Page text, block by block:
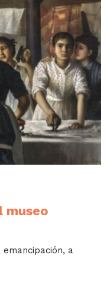
museo
a